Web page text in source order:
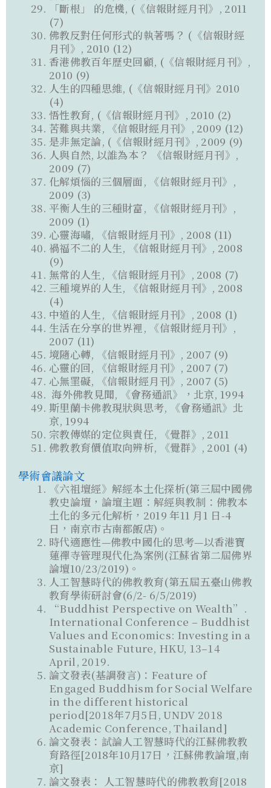
「斷根」 的危機, (《信報財經月刊》, 2011
(7)
佛教反對任何形式的執著嗎？ (《信報財經
月刊》, 2010 (12)
香港佛教百年歷史回顧, (《信報財經月刊》,
2010 (9)
人生的四種思維, (《信報財經月刊》2010
(4)
悟性教育, (《信報財經月刊》, 2010 (2)
苦難與共業, 《信報財經月刊》, 2009 (12)
是非無定論, (《信報財經月刊》, 2009 (9)
人與自然, 以誰為本？ 《信報財經月刊》,
2009 (7)
化解煩惱的三個層面, 《信報財經月刊》,
2009 (3)
平衡人生的三種財富, 《信報財經月刊》,
2009 (1)
心靈海嘯, 《信報財經月刊》, 2008 (11)
禍福不二的人生, 《信報財經月刊》, 2008
(9)
無常的人生, 《信報財經月刊》, 2008 (7)
三種境界的人生, 《信報財經月刊》, 2008
(4)
中道的人生, 《信報財經月刊》, 2008 (1)
生活在分享的世界裡, 《信報財經月刊》,
2007 (11)
境隨心轉, 《信報財經月刊》, 2007 (9)
心靈的回, 《信報財經月刊》, 2007 (7)
心無罣礙, 《信報財經月刊》, 2007 (5)
海外佛教見聞, 《會務通訊》，北京, 1994
斯里蘭卡佛教現狀與思考, 《會務通訊》北
京, 1994
宗教傳媒的定位與責任, 《覺群》, 2011
佛教教育價值取向辨析, 《覺群》, 2001 (4)
學術會議論文
《六祖壇經》解經本土化探析(第三屆中國佛
教史論壇，論壇主題：解經與教制：佛教本
土化的多元化解析，2019 年11 月1 日-4
日，南京市古南都飯店)。
時代適應性—佛教中國化的思考—以香港寶
蓮禪寺管理現代化為案例(江蘇省第二屆佛界
論壇10/23/2019)。
人工智慧時代的佛教教育(第五屆五臺山佛教
教育學術研討會(6/2- 6/5/2019)
“Buddhist Perspective on Wealth”.
International Conference – Buddhist
Values and Economics: Investing in a
Sustainable Future, HKU, 13–14
April, 2019.
論文發表(基調發言)：Feature of
Engaged Buddhism for Social Welfare
in the different historical
period[2018年7月5日, UNDV 2018
Academic Conference, Thailand]
論文發表：試論人工智慧時代的江蘇佛教教
育路徑[2018年10月17日，江蘇佛教論壇,南
京]
論文發表： 人工智慧時代的佛教教育[2018